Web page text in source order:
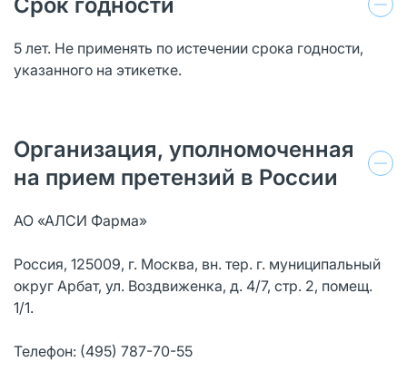
5 лет. Не применять по истечении срока годности,
указанного на этикетке.
Организация, уполномоченная
на прием претензий в России
АО «АЛСИ Фарма»
Россия, 125009, г. Москва, вн. тер. г. муниципальный
округ Арбат, ул. Воздвиженка, д. 4/7, стр. 2, помещ.
1/1.
Телефон: (495) 787-70-55